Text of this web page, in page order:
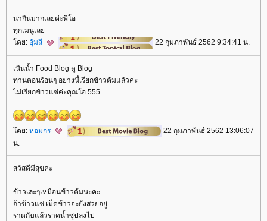
น่ากินมากเลยค่ะพี่โอ
ทุกเมนูเล
ดย: อุ้มสี 22 กุมภาพันธ์ 2562 9:34:41 น.
เนินน้ำ Food Blog ดู Blog
ทานตอนร้อนๆ อย่างนี้เรียกข้าวต้มแล้วค่ะ
ไม่เรียกข้าวแช่ค่ะคุณโอ 555
ดย: หอมกร
22 กุมภาพันธ์ 2562 13:06:07
น.
สวัสดีมีสุขค่ะ
ข้าวเละๆเหมือนข้าวต้มนะคะ
ถ้าข้าวแช่ เม็ดข้าวจะยังสวยอยู่
ราดกับแล้วราดน้ำซุปลงไป